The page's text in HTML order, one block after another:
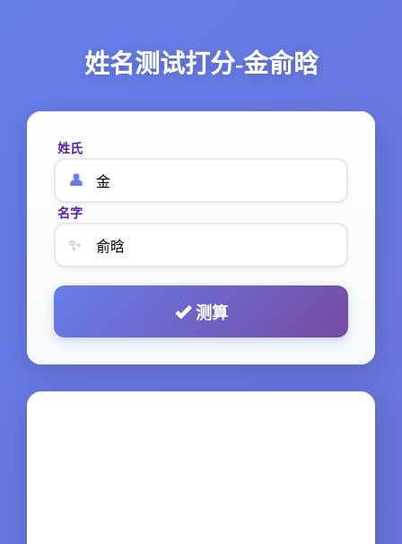
姓名测试打分-金俞晗
姓氏
👤
名字
✨
测算